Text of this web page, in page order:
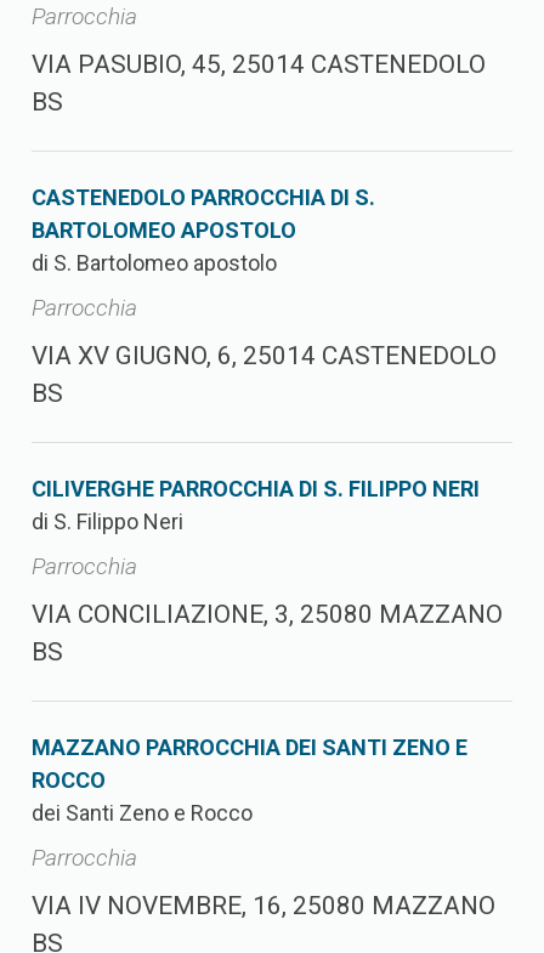
Parrocchia
VIA PASUBIO, 45, 25014 CASTENEDOLO
BS
CASTENEDOLO PARROCCHIA DI S.
BARTOLOMEO APOSTOLO
di S. Bartolomeo apostolo
Parrocchia
VIA XV GIUGNO, 6, 25014 CASTENEDOLO
BS
CILIVERGHE PARROCCHIA DI S. FILIPPO NERI
di S. Filippo Neri
Parrocchia
VIA CONCILIAZIONE, 3, 25080 MAZZANO
BS
MAZZANO PARROCCHIA DEI SANTI ZENO E
ROCCO
dei Santi Zeno e Rocco
Parrocchia
VIA IV NOVEMBRE, 16, 25080 MAZZANO
BS